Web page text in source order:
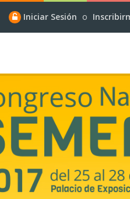
Iniciar Sesión o